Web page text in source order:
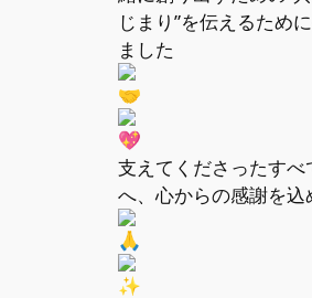
じまり”を伝えるため
ました
支えてくださったすべ
へ、心からの感謝を込